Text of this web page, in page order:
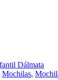
Mochilas,